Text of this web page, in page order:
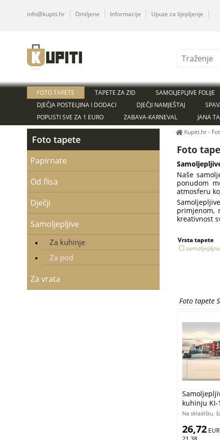
Foto
Naše
ponudom
atmosferu
primjenom,
kreativnost
Vrsta tapete
Foto tapete
kuhinju KI-
Na skladištu,
26,72 EUR
Foto tapete
Papirnate
Od flisa
Dječji
Samoljepljive
Za kuhinje
Za pod
Za vrata
FOTO TAPETE TAPETE ZA ZID SAMOLJEPLJIVE FOLIJE
DJEČJA POSTELJINA I DODACI
DJEČJI NAMJEŠTAJ
POPUSTI SVE ZA 1 EURO
ZABAVA-KARNEVAL JANA
Kupiti.hr›
info@kupiti.hr Omiljene Informacije Upute za lijepljenje